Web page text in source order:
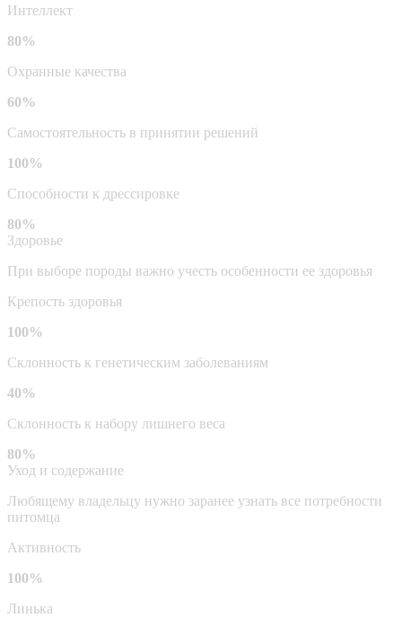
Интеллект
80%
Охранные качества
60%
Самостоятельность в принятии решений
100%
Способности к дрессировке
80%
Здоровье
При выборе породы важно учесть особенности ее здоровья
Крепость здоровья
100%
Склонность к генетическим заболеваниям
40%
Склонность к набору лишнего веса
80%
Уход и содержание
Любящему владельцу нужно заранее узнать все потребности
питомца
Активность
100%
Линька